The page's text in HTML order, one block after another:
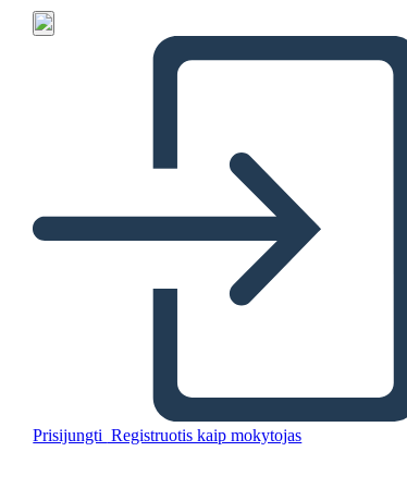
Prisijungti Registruotis kaip mokytojas